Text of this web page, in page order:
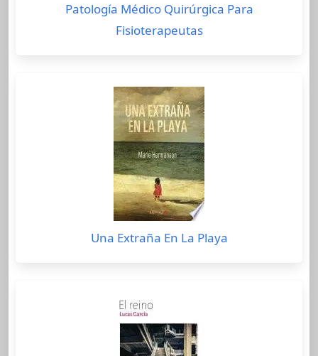
Patología Médico Quirúrgica Para
Fisioterapeutas
Una Extraña En La Playa